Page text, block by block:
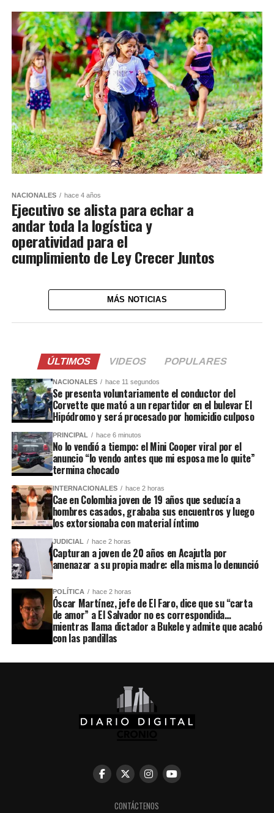
NACIONALES hace 4 años
Ejecutivo se alista para echar a
andar toda la logística y
operatividad para el
cumplimiento de Ley Crecer Juntos
MÁS NOTICIAS
ÚLTIMOS VIDEOS POPULARES
NACIONALES hace 11 segundos
Se presenta voluntariamente el conductor del
Corvette que mató a un repartidor en el bulevar El
Hipódromo y será procesado por homicidio culposo
PRINCIPAL hace 6 minutos
No lo vendió a tiempo: el Mini Cooper viral por el
anuncio “lo vendo antes que mi esposa me lo quite”
termina chocado
INTERNACIONALES hace 2 horas
Cae en Colombia joven de 19 años que seducía a
hombres casados, grababa sus encuentros y luego
los extorsionaba con material íntimo
JUDICIAL hace 2 horas
Capturan a joven de 20 años en Acajutla por
amenazar a su propia madre: ella misma lo denunció
POLÍTICA hace 2 horas
Óscar Martínez, jefe de El Faro, dice que su “carta
de amor” a El Salvador no es correspondida…
mientras llama dictador a Bukele y admite que acabó
con las pandillas
CONTÁCTENOS